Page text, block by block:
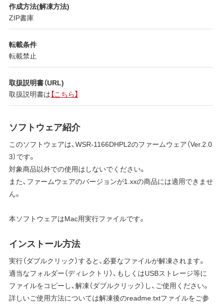
作成方法(解凍方法)
ZIP書庫
転載条件
転載禁止
取扱説明書（URL)
取扱説明書は【こちら】
ソフトウェア紹介
このソフトウェアは、WSR-1166DHPL2のファームウェア（Ver.2.0
3）です。
対象商品以外での使用はしないでください。
また、ファームウェアのバージョンが1.xxの商品には適用できませ
ん。
本ソフトウェアはMac用実行ファイルです。
インストール方法
実行（ダブルクリック）すると、必要なファイルが解凍されます。
適当なフォルダー（ディレクトリ）、もしくはUSBストレージ等に
ファイルをコピーし、解凍（ダブルクリック）し、ご使用ください。
詳しいご使用方法については解凍後のreadme.txtファイルをご参